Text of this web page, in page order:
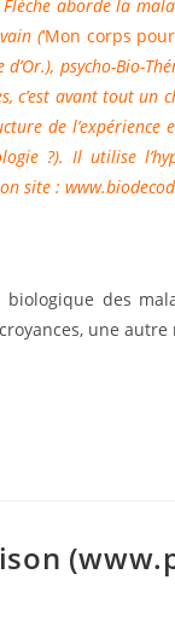
aborde la
(‘Mon corps
d’Or.), psycho-Bio-
c’est avant tout un
de
?). Il utilise
site :
biologique des
une